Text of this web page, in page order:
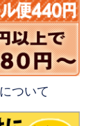
ついて